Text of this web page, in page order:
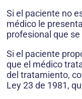
Si el paciente no
médico le
profesional que
Si el paciente
que el médico
del tratamiento,
Ley 23 de 1981,